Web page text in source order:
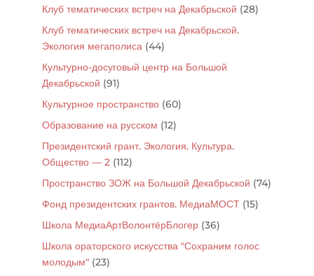
Клуб тематических встреч на Декабрьской (28)
Клуб тематических встреч на Декабрьской.
Экология мегаполиса(44)
Культурно-досуговый центр на Большой
Декабрьской (91)
Культурное пространство(60)
Образование на русском (12)
Президентский грант. Экология. Культура.
Общество — 2(112)
Пространство ЗОЖ на Большой Декабрьской (74)
Фонд президентских грантов. МедиаМОСТ(15)
Школа МедиаАртВолонтёрБлогер(36)
Школа ораторского искусства "Сохраним голос
молодым"(23)